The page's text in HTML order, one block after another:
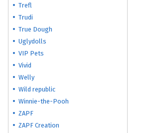
Trefl
Trudi
True Dough
Uglydolls
VIP Pets
Vivid
Welly
Wild republic
Winnie-the-Pooh
ZAPF
ZAPF Creation